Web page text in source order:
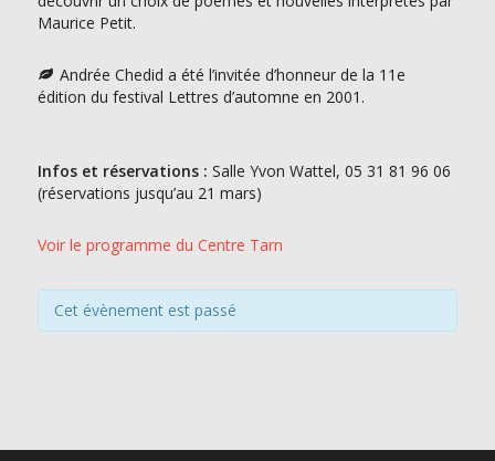
Maurice Petit.
Andrée Chedid a été l’invitée d’honneur de la 11e
édition du festival Lettres d’automne en 2001.
Infos et réservations : Salle Yvon Wattel, 05 31 81 96 06
(réservations jusqu’au 21 mars)
Voir le programme du Centre Tarn
Cet évènement est passé